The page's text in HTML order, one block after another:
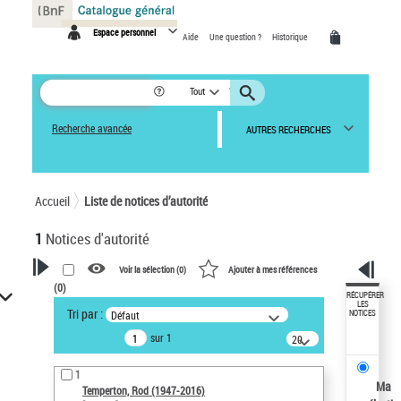
Espace personnel Aide Une question ? Historique
Tout
Recherche avancée AUTRES RECHERCHES
Accueil Liste de notices d’autorité
1 Notices d'autorité
VOTRE RECHERCHE
Recherche avancée dans les
notices d’autorité
Œuvres liées à l'auteur :
Temperton, Rod (1947-2016)
Voir la sélection (0) Ajouter à mes références
(0)
Tri par : Défaut
sur 1
20
résultats/page
1
Temperton, Rod (1947-2016)
RÉCUPÉRER
LES
NOTICES
Ma
Panneau de gestion des cookies